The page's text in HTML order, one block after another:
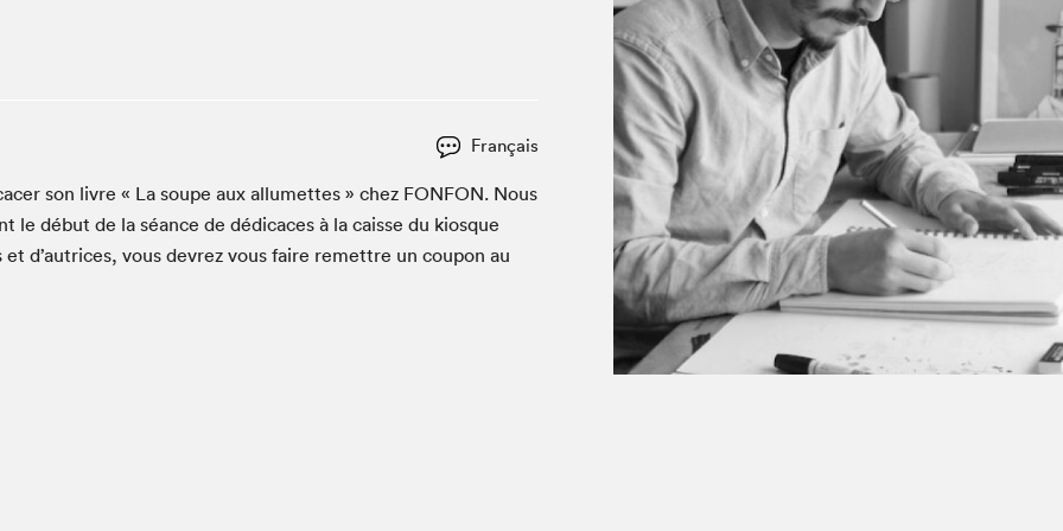
Le Salon dans ta classe
Liseur Public
Matinées scolaires Hydro-Québec
À propos du Salon
Liste des exposant·e·s
Liste des auteur·rice·s
Français
son livre « La soupe aux allumettes » chez FON­FON. Nous
le début de la séance de dédi­caces à la caisse du kiosque
d’autrices, vous devrez vous faire remet­tre un coupon au